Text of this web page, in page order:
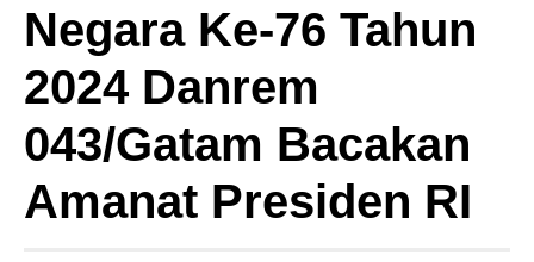
Negara Ke-76 Tahun
2024 Danrem
043/Gatam Bacakan
Amanat Presiden RI